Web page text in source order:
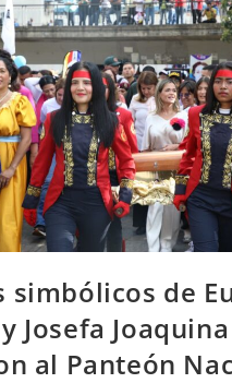
simbólicos de
Josefa
al Panteón